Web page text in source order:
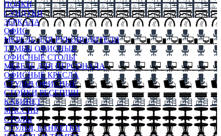
ПОЛКИ
СУНДУКИ
ЗЕРКАЛА
ОФИС
МЕБЕЛЬ ДЛЯ РУКОВОДИТЕЛЯ
ТУМБЫ ОФИСНЫЕ
ОФИСНЫЕ СТОЛЫ
МЕБЕЛЬ ДЛЯ ПЕРСОНАЛА
ОФИСНЫЕ КРЕСЛА
СТУЛЬЯ ОФИСНЫЕ
СТОЙКИ РЕСЕПШН
КАБИНЕТ
МАССИВ
СТОЛЫ
СТУЛЬЯ, БАНКЕТКИ